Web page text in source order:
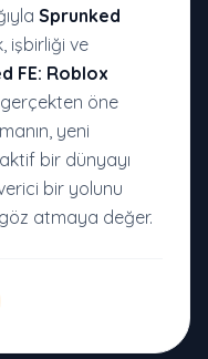
Sprunked
işbirliği ve
FE: Roblox
öne
yeni
bir dünyayı
bir yolunu
atmaya değer.